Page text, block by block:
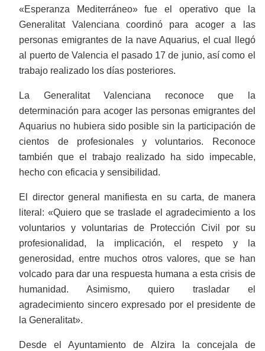
«Esperanza Mediterráneo» fue el operativo que la
Generalitat Valenciana coordinó para acoger a las
personas emigrantes de la nave Aquarius, el cual llegó
al puerto de Valencia el pasado 17 de junio, así como el
trabajo realizado los días posteriores.
La Generalitat Valenciana reconoce que la
determinación para acoger las personas emigrantes del
Aquarius no hubiera sido posible sin la participación de
cientos de profesionales y voluntarios. Reconoce
también que el trabajo realizado ha sido impecable,
hecho con eficacia y sensibilidad.
El director general manifiesta en su carta, de manera
literal: «Quiero que se traslade el agradecimiento a los
voluntarios y voluntarias de Protección Civil por su
profesionalidad, la implicación, el respeto y la
generosidad, entre muchos otros valores, que se han
volcado para dar una respuesta humana a esta crisis de
humanidad. Asimismo, quiero trasladar el
agradecimiento sincero expresado por el presidente de
la Generalitat».
Desde el Ayuntamiento de Alzira la concejala de